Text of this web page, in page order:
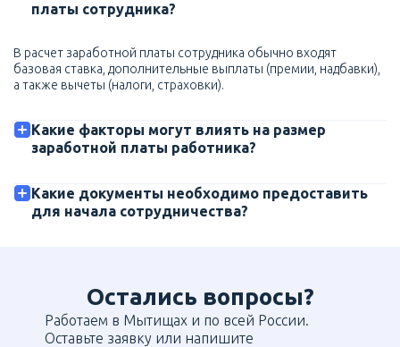
платы сотрудника?
В расчет заработной платы сотрудника обычно входят
базовая ставка, дополнительные выплаты (премии, надбавки),
а также вычеты (налоги, страховки).
Какие факторы могут влиять на размер
заработной платы работника?
Какие документы необходимо предоставить
для начала сотрудничества?
Остались вопросы?
Работаем в Мытищах и по всей России.
Оставьте заявку или напишите